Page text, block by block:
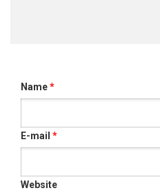
Name*
E-mail *
Website